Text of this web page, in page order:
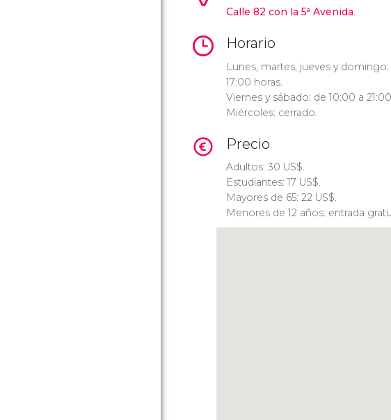
Calle 82 con la 5ª Avenida.
Horario
Lunes, martes, jueves y domingo:
17:00 horas.
Viernes y sábado: de 10:00 a
Miércoles: cerrado.
Precio
Adultos: 30 US$.
Estudiantes: 17 US$.
Mayores de 65: 22 US$.
Menores de 12 años: entrada